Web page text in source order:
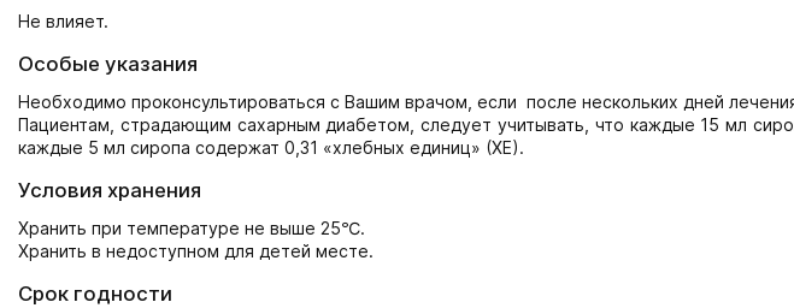
Не влияет.
Особые указания
Необходимо проконсультироваться с Вашим врачом, если после нескольких дней
Пациентам, страдающим сахарным диабетом, следует учитывать, что каждые 15 мл
каждые 5 мл сиропа содержат 0,31 «хлебных единиц» (ХЕ).
Условия хранения
Хранить при температуре не выше 25℃.
Хранить в недоступном для детей месте.
Срок годности